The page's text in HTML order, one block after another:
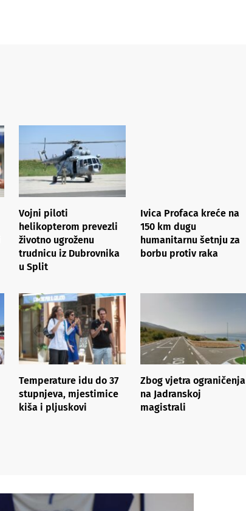
Vojni piloti
helikopterom prevezli
životno ugroženu
trudnicu iz Dubrovnika
u Split
Ivica Profaca kreće na
150 km dugu
humanitarnu šetnju za
borbu protiv raka
Temperature idu do 37
stupnjeva, mjestimice
kiša i pljuskovi
Zbog vjetra ograničenja
na Jadranskoj
magistrali